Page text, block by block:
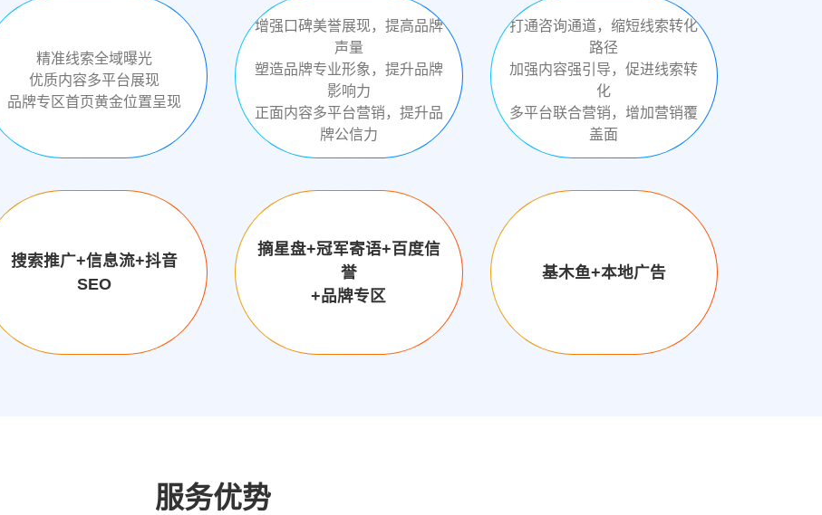
精准线索全域曝光
优质内容多平台展现
品牌专区首页黄金位置呈现
增强口碑美誉展现，提高品牌
声量
塑造品牌专业形象，提升品牌
影响力
正面内容多平台营销，提升品
牌公信力
打通咨询通道，缩短线索转化
路径
加强内容强引导，促进线索转
化
多平台联合营销，增加营销覆
盖面
搜索推广+信息流+抖音
SEO
摘星盘+冠军寄语+百度信
誉
+品牌专区
基木鱼+本地广告
服务优势